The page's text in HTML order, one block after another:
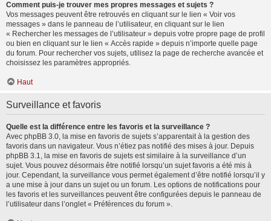
Comment puis-je trouver mes propres messages et sujets ?
Vos messages peuvent être retrouvés en cliquant sur le lien « Voir vos
messages » dans le panneau de l’utilisateur, en cliquant sur le lien
« Rechercher les messages de l’utilisateur » depuis votre propre page de profil
ou bien en cliquant sur le lien « Accès rapide » depuis n’importe quelle page
du forum. Pour rechercher vos sujets, utilisez la page de recherche avancée et
choisissez les paramètres appropriés.
Haut
Surveillance et favoris
Quelle est la différence entre les favoris et la surveillance ?
Avec phpBB 3.0, la mise en favoris de sujets s’apparentait à la gestion des
favoris dans un navigateur. Vous n’étiez pas notifié des mises à jour. Depuis
phpBB 3.1, la mise en favoris de sujets est similaire à la surveillance d’un
sujet. Vous pouvez désormais être notifié lorsqu’un sujet favoris a été mis à
jour. Cependant, la surveillance vous permet également d’être notifié lorsqu’il y
a une mise à jour dans un sujet ou un forum. Les options de notifications pour
les favoris et les surveillances peuvent être configurées depuis le panneau de
l’utilisateur dans l’onglet « Préférences du forum ».